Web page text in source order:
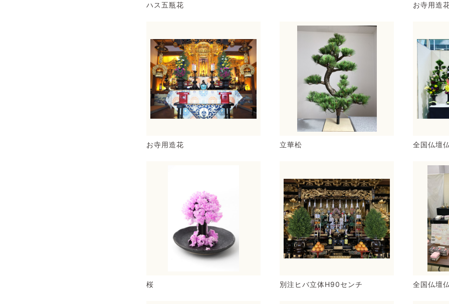
ハス五瓶花 お寺用造
お寺用造花 立華松 全国仏壇
桜 別注ヒバ立体H90センチ 全国仏壇